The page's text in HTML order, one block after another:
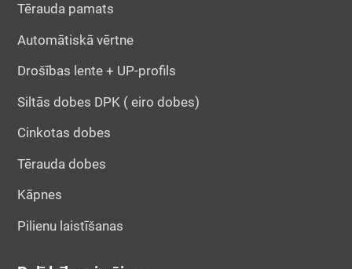
Tērauda pamats
Automātiskā vērtne
Drošības lente + UP-profils
Siltās dobes DPK ( eiro dobes)
Cinkotas dobes
Tērauda dobes
Kāpnes
Pilienu laistīšanas